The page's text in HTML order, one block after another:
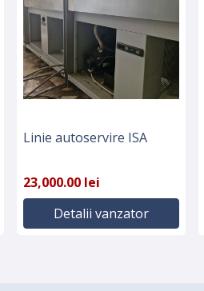
Linie autoservire ISA
23,000.00 lei
Detalii vanzator